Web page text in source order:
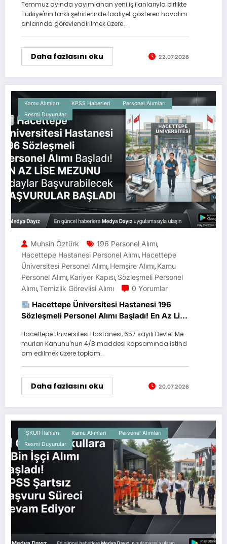
Temmuz ayında yayımlanan yeni iş ilanlarıyla birlikte
Türkiye'nin farklı şehirlerinde faaliyet gösteren havalim
anlarında görevlendirilmek üzere…
Daha fazlasını oku 22.07.2026
Kamu Alımları KPSS Haberleri
Personel Alımları
Resmi Duyurular
Muhsin Öztürk 196 Personel Alımı,
Hacettepe Hastanesi Personel Alımı, Hacettepe
Üniversitesi Personel Alımı, Hemşire Alımı, Kamu
Personel Alımı, Kariyer Kapısı, Sözleşmeli Personel
Alımı,Temizlik Görevlisi Alımı 0 Yorumlar
Hacettepe Üniversitesi Hastanesi 196
Sözleşmeli Personel Alımı Başladı! En Az Lise
Hacettepe Üniversitesi Hastanesi, 657 sayılı Devlet Me
murları Kanunu'nun 4/B maddesi kapsamında istihd
am edilmek üzere toplam…
Daha fazlasını oku 20.07.2026
İŞKUR İlanları Kamu Alımları
Personel Alımları
Resmi Duyurular